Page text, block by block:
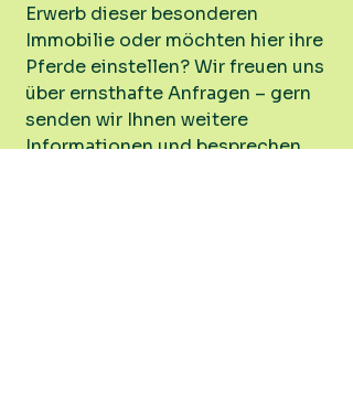
Erwerb dieser besonderen
Immobilie oder möchten hier ihre
Pferde einstellen?Wir freuen uns
über ernsthafte Anfragen – gern
senden wir Ihnen weitere
Informationen und besprechen